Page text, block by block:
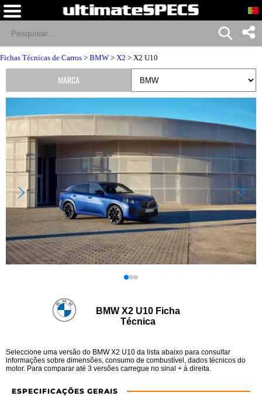
Fichas Técnicas de Carros > BMW > X2 > X2 U10
BMW X2 U10 Ficha
Técnica
Seleccione uma versão do BMW X2 U10 da lista abaixo para consultar
informações sobre dimensões, consumo de combustível, dados técnicos do
motor. Para comparar até 3 versões carregue no sinal + à direita.
ESPECIFICAÇÕES GERAIS
MARCA